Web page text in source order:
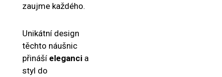
zaujme každého.
Unikátní design
těchto náušnic
přináší eleganci a
styl do